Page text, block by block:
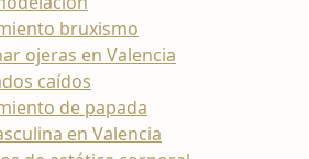
bruxismo
ojeras en Valencia
caídos
de papada
en Valencia